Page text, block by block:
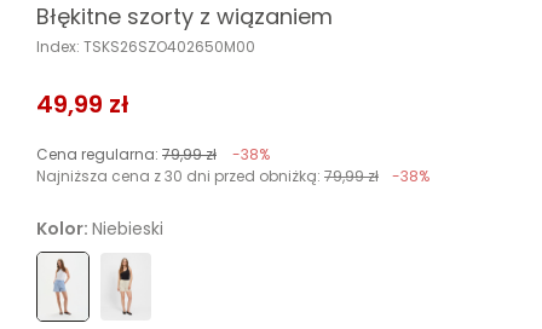
Błękitne szorty z wiązaniem
Index: TSKS26SZO402650M00
49,99 zł
Cena regularna: 79,99 zł
-38%
Najniższa cena z 30 dni przed obniżką: 79,99 zł -38%
Kolor: Niebieski